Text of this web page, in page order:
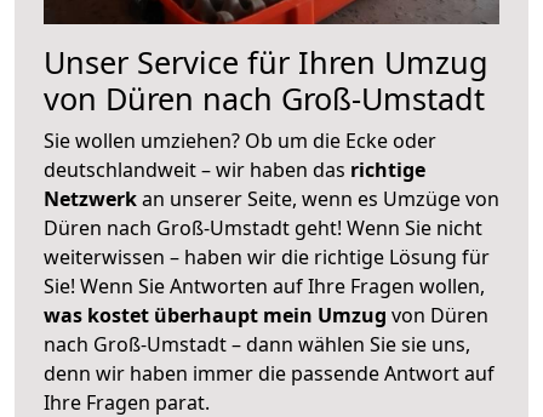
Unser Service für Ihren Umzug
von Düren nach Groß-Umstadt
Sie wollen umziehen? Ob um die Ecke oder
deutschlandweit – wir haben das richtige
Netzwerkan unserer Seite, wenn es Umzüge von
Düren nach Groß-Umstadt geht! Wenn Sie nicht
weiterwissen – haben wir die richtige Lösung für
Sie! Wenn Sie Antworten auf Ihre Fragen wollen,
was kostet überhaupt mein Umzug von Düren
nach Groß-Umstadt – dann wählen Sie sie uns,
denn wir haben immer die passende Antwort auf
Ihre Fragen parat.